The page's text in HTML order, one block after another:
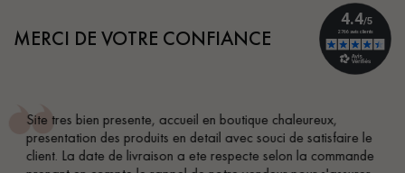
MERCI DE VOTRE CONFIANCE
Conseil parfait, échanges fluides. Je recommande totalement
BEILE FRANCK